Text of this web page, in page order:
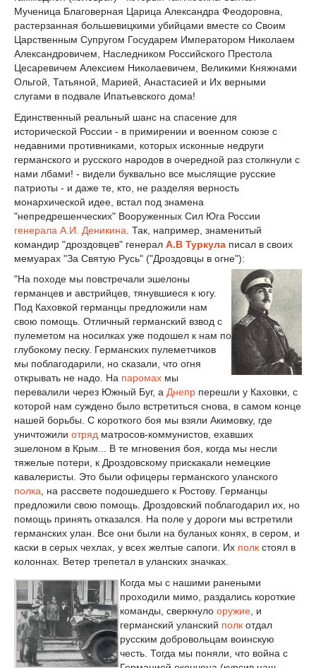
Мученица Благоверная Царица Александра Феодоровна,
растерзанная большевицкими убийцами вместе со Своим
Царственным Супругом Государем Императором Николаем
Александровичем, Наследником Российского Престола
Цесаревичем Алексием Николаевичем, Великими Княжнами
Ольгой, Татьяной, Марией, Анастасией и Их верными
слугами в подвале Ипатьевского дома!
Единственный реальный шанс на спасение для
исторической России - в примирении и военном союзе с
недавними противниками, которых исконные недруги
германского и русского народов в очередной раз столкнули с
нами лбами! - видели буквально все мыслящие русские
патриоты - и даже те, кто, не разделяя верность
монархической идее, встал под знамена
"непредрешенческих" Вооруженных Сил Юга России
генерала А.И. Деникина . Так, например, знаменитый
командир "дроздовцев" генерал А.В Туркула писал в своих
мемуарах "За Святую Русь" ("Дроздовцы в огне"):
"На походе мы повстречали эшелоны
германцев и австрийцев, тянувшиеся к югу.
Под Каховкой германцы предложили нам
свою помощь. Отличный германский взвод с
пулеметом на носилках уже подошел к нам по
глубокому песку. Германских пулеметчиков
мы поблагодарили, но сказали, что огня
открывать не надо. На паромах мы
перевалили через Южный Буг, а Днепр перешли у Каховки, с
которой нам суждено было встретиться снова, в самом конце
нашей борьбы. С короткого боя мы взяли Акимовку, где
уничтожили отряд матросов-коммунистов, ехавших
эшелоном в Крым... В те мгновения боя, когда мы несли
тяжелые потери, к Дроздовскому прискакали немецкие
кавалеристы. Это были офицеры германского уланского
полка, на рассвете подошедшего к Ростову. Германцы
предложили свою помощь. Дроздовский поблагодарил их, но
помощь принять отказался. На поле у дороги мы встретили
германских улан. Все они были на буланых конях, в сером, и
каски в серых чехлах, у всех желтые сапоги. Их полк стоял в
колоннах. Ветер трепетал в уланских значках.
Когда мы с нашими ранеными
проходили мимо, раздались короткие
команды, сверкнуло оружие , и
германский уланский полк отдал
русским добровольцам воинскую
честь. Тогда мы поняли, что война с